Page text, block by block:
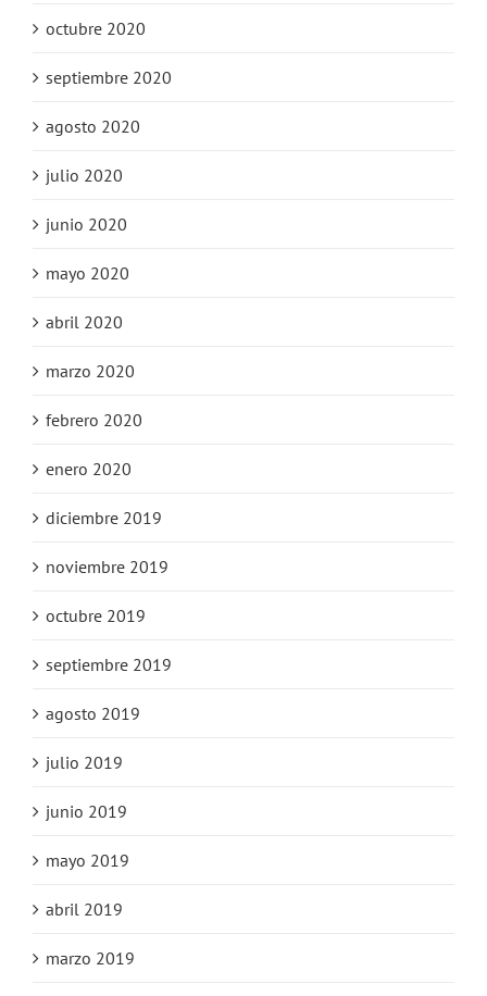
octubre 2020
septiembre 2020
agosto 2020
julio 2020
junio 2020
mayo 2020
abril 2020
marzo 2020
febrero 2020
enero 2020
diciembre 2019
noviembre 2019
octubre 2019
septiembre 2019
agosto 2019
julio 2019
junio 2019
mayo 2019
abril 2019
marzo 2019